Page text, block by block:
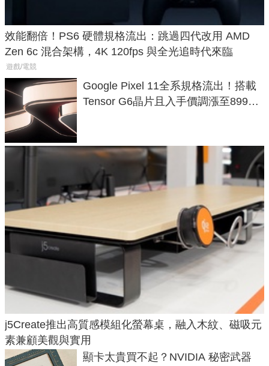
效能翻倍！PS6 硬體規格流出：跳過四代改用 AMD
Zen 6c 混合架構，4K 120fps 與全光追時代來臨
遊戲/電競
Google Pixel 11全系規格流出！搭載
Tensor G6晶片且入手價調漲至899美
j5Create推出高質感模組化螢幕桌，融入木紋、磁吸元
素兼顧美觀與實用
顯卡太貴買不起？NVIDIA 秘密武器